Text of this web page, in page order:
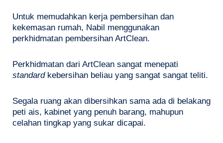
Untuk memudahkan kerja pembersihan dan
kekemasan rumah, Nabil menggunakan
perkhidmatan pembersihan ArtClean.
Perkhidmatan dari ArtClean sangat menepati
standardkebersihan beliau yang sangat sangat teliti.
Segala ruang akan dibersihkan sama ada di belakang
peti ais, kabinet yang penuh barang, mahupun
celahan tingkap yang sukar dicapai.